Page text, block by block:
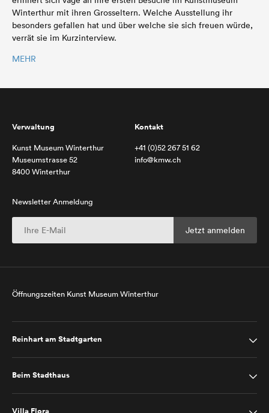
Winterthur mit ihren Grosseltern. Welche Ausstellung ihr
besonders gefallen hat und über welche sie sich freuen würde,
verrät sie im Kurzinterview.
MEHR
Verwaltung
Kunst Museum Winterthur
Museumstrasse 52
8400 Winterthur
Kontakt
+41 (0)52 267 51 62
info@kmw.ch
Newsletter Anmeldung
Öffnungszeiten Kunst Museum Winterthur
Reinhart am Stadtgarten
Beim Stadthaus